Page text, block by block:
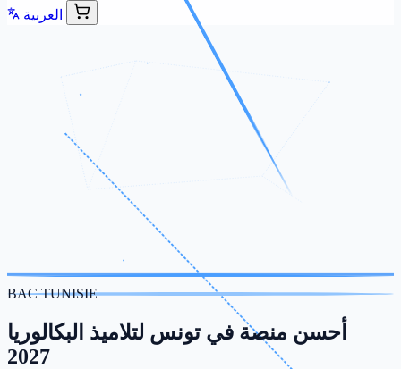
العربية
BAC TUNISIE
أحسن منصة في تونس لتلاميذ البكالوريا
2027